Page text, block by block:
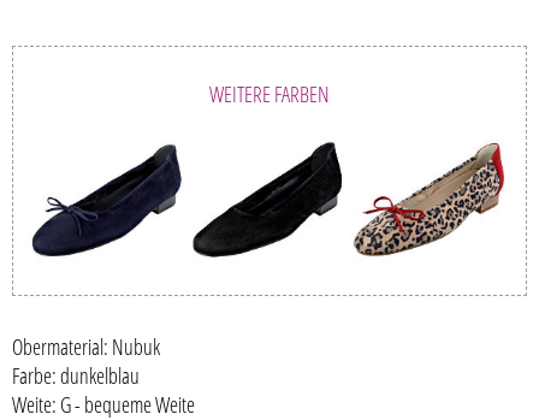
WEITERE FARBEN
Obermaterial: Nubuk
Farbe: dunkelblau
Weite: G - bequeme Weite